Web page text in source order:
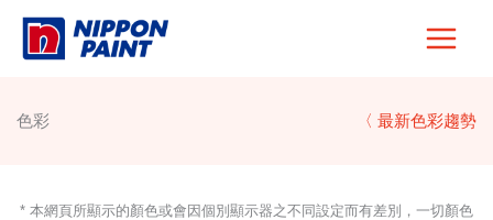
Skip
色彩 〈 最新色彩趨勢
* 本網頁所顯示的顏色或會因個別顯示器之不同設定而有差別，一切顏色